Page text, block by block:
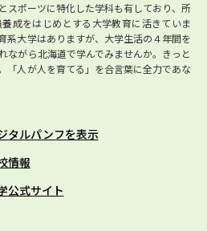
スポーツに特化した学科も有しており、所
成をはじめとする大学教育に活きていま
系大学はありますが、大学生活の４年間を
ながら北海道で学んでみませんか。きっと
「人が人を育てる」を合言葉に全力であな
タルパンフを表示
情報
公式サイト